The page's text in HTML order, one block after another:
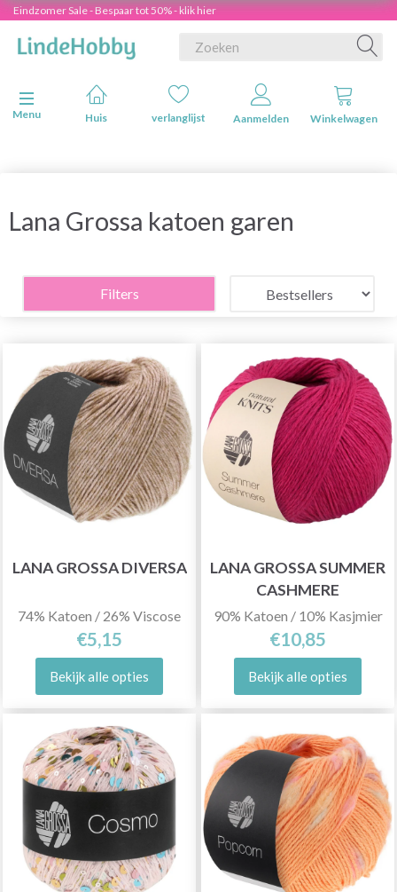
Eindzomer Sale - Bespaar tot 50% - klik hier
Navigatie in-/uitschakelen
Menu
Huis verlanglijst Aanmelden Winkelwagen
Lana Grossa katoen garen
Filters
LANA GROSSA DIVERSA
74% Katoen / 26% Viscose
€5,15
Bekijk alle opties
LANA GROSSA SUMMER
CASHMERE
90% Katoen / 10% Kasjmier
€10,85
Bekijk alle opties